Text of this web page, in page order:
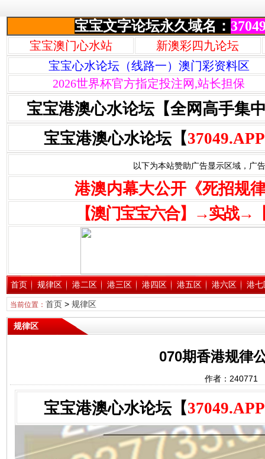
宝宝文字论坛永久域名：
宝宝澳门心水站
新澳彩四九论坛
宝宝心水论坛（线路一）澳门彩资料区
2026世界杯官方指定投注网,站长担保
宝宝港澳心水论坛【全网高手集
宝宝港澳心水论坛【37049.APP
以下为本站赞助广告显示区域，广
港澳内幕大公开《死招规
【澳门宝宝六合】→实战→
首页 规律区 港二区 港三区 港四区 港五区 港六区 港七
当前位置： 首页> 规律区
规律区
070期香港规律
作者：240771
宝宝港澳心水论坛【37049.APP